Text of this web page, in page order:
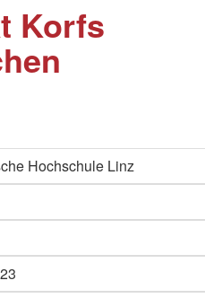
Korfs
Hochschule Linz